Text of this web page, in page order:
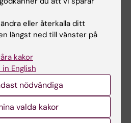
2024
resonance
and constrictive
eller återkalla ditt
längst ned till vänster på
kakor
English
nödvändiga
valda kakor